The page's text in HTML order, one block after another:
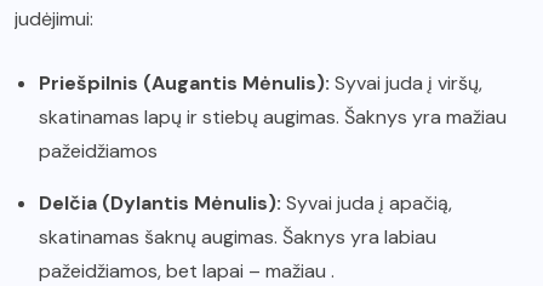
judėjimui:
Priešpilnis (Augantis Mėnulis): Syvai juda į viršų,
skatinamas lapų ir stiebų augimas. Šaknys yra mažiau
pažeidžiamos
Delčia (Dylantis Mėnulis): Syvai juda į apačią,
skatinamas šaknų augimas. Šaknys yra labiau
pažeidžiamos, bet lapai – mažiau .